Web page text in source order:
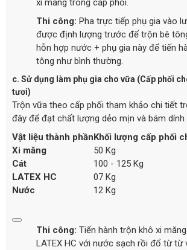
Thi công: Pha trực tiếp phụ gia vào
được định lượng trước để trộn bê
hỗn hợp nước + phụ gia này để tiến
tông như bình thường.
c. Sử dụng làm phụ gia cho vữa (Cấp phối
tươi)
Trộn vữa theo cấp phối tham khảo chi tiết
đây để đạt chất lượng dẻo mịn và bám dính
Vật liệu thành phầnKhối lượng cấp phối
Xi măng
50 Kg
Cát
100 - 125 Kg
LATEX HC
07 Kg
Nước
12 Kg
Thi công: Tiến hành trộn khô xi
LATEX HC với nước sạch rồi đổ từ từ